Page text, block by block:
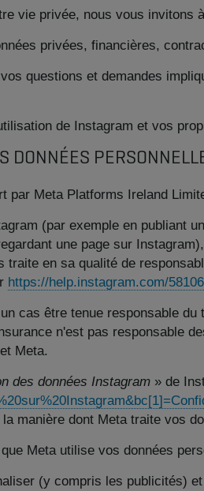
vie privée, nous vous invitons
privées, financières,
questions et demandes
de Instagram et vos
DONNÉES
par Meta Platforms Ireland
(par exemple en publiant
une page sur
traite en sa qualité de
https://help.instagram.com/
cas être tenue responsable
n'est pas responsable
Meta.
des données Instagram » de
manière dont Meta traite vos
Meta utilise vos données
(y compris les publicités) et